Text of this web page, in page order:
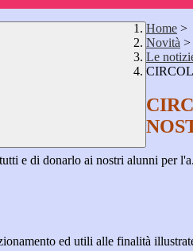
Home >
Novità >
Le
e di donarlo ai nostri alunni per
ed utili alle finalità